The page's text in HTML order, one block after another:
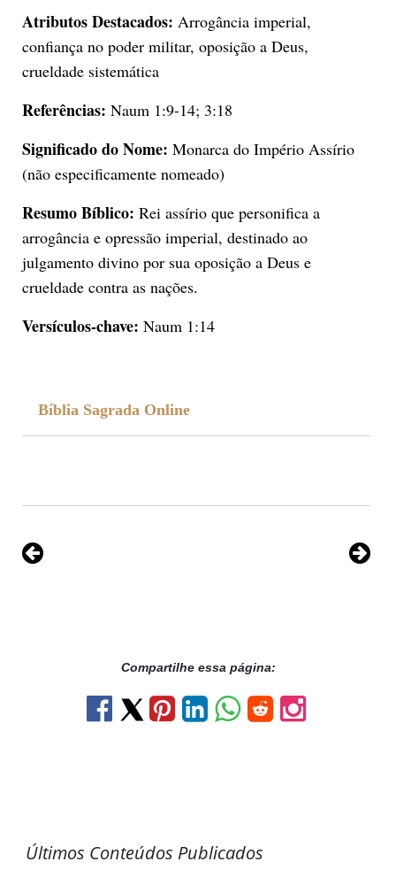
Atributos Destacados: Arrogância imperial,
confiança no poder militar, oposição a Deus,
crueldade sistemática
Referências: Naum 1:9-14; 3:18
Significado do Nome: Monarca do Império Assírio
(não especificamente nomeado)
Resumo Bíblico: Rei assírio que personifica a
arrogância e opressão imperial, destinado ao
julgamento divino por sua oposição a Deus e
crueldade contra as nações.
Versículos-chave: Naum 1:14
Bíblia Sagrada Online
Compartilhe essa página:
Últimos Conteúdos Publicados